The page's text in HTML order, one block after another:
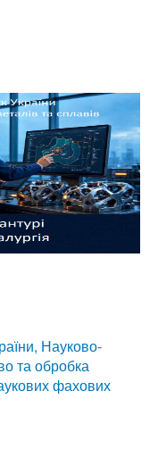
Науково-
та обробка
фахових